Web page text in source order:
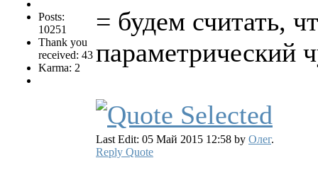
Posts:
10251
Thank you
received: 43
Karma: 2
= будем считать,
параметрический
Last Edit: 05 Май 2015 12:58 by Олег.
Reply Quote